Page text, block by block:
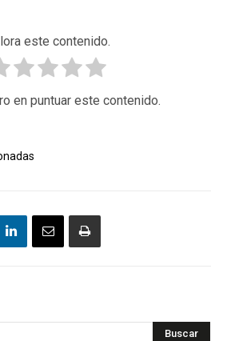
este contenido.
en puntuar este contenido.
Buscar